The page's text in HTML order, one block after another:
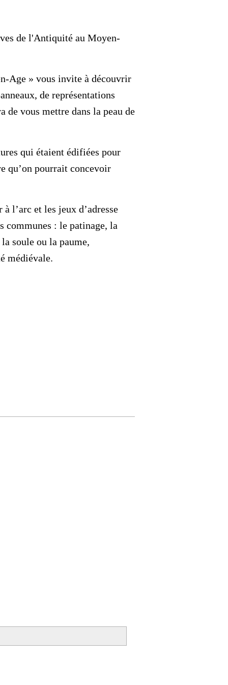
de l'Antiquité au Moyen-
Age » vous invite à découvrir
de représentations
de vous mettre dans la peau de
qui étaient édifiées pour
qu’on pourrait concevoir
l’arc et les jeux d’adresse
communes : le patinage, la
soule ou la paume,
médiévale.